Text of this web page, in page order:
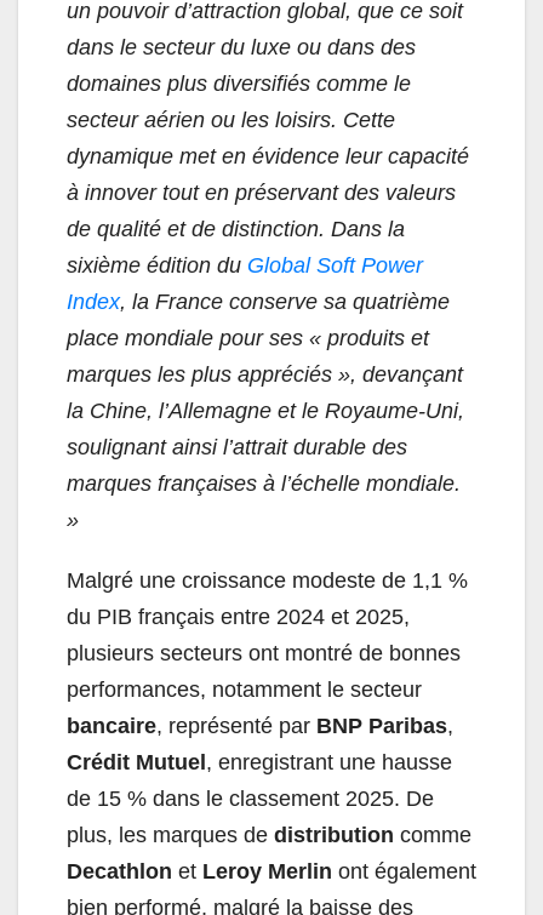
un pouvoir d’attraction global, que ce soit
dans le secteur du luxe ou dans des
domaines plus diversifiés comme le
secteur aérien ou les loisirs. Cette
dynamique met en évidence leur capacité
à innover tout en préservant des valeurs
de qualité et de distinction. Dans la
sixième édition du Global Soft Power
Index, la France conserve sa quatrième
place mondiale pour ses « produits et
marques les plus appréciés », devançant
la Chine, l’Allemagne et le Royaume-Uni,
soulignant ainsi l’attrait durable des
marques françaises à l’échelle mondiale.
»
Malgré une croissance modeste de 1,1 %
du PIB français entre 2024 et 2025,
plusieurs secteurs ont montré de bonnes
performances, notamment le secteur
bancaire, représenté par BNP Paribas,
Crédit Mutuel , enregistrant une hausse
de 15 % dans le classement 2025. De
plus, les marques de distribution comme
Decathlon et Leroy Merlin ont également
bien performé, malgré la baisse des